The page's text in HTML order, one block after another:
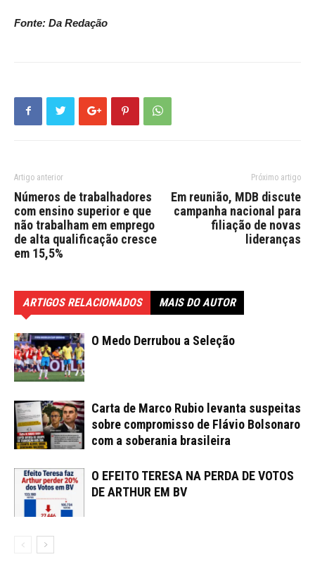
Fonte: Da Redação
Artigo anterior
Números de trabalhadores
com ensino superior e que
não trabalham em emprego
de alta qualificação cresce
em 15,5%
Próximo artigo
Em reunião, MDB discute
campanha nacional para
filiação de novas
lideranças
ARTIGOS RELACIONADOS MAIS DO AUTOR
O Medo Derrubou a Seleção
Carta de Marco Rubio levanta suspeitas
sobre compromisso de Flávio Bolsonaro
com a soberania brasileira
O EFEITO TERESA NA PERDA DE VOTOS
DE ARTHUR EM BV